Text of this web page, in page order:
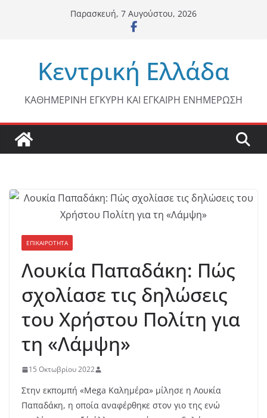
Παρασκευή, 7 Αυγούστου, 2026
Κεντρική Ελλάδα
ΚΑΘΗΜΕΡΙΝΗ ΕΓΚΥΡΗ ΚΑΙ ΕΓΚΑΙΡΗ ΕΝΗΜΕΡΩΣΗ
ΕΠΙΚΑΙΡΟΤΗΤΑ
Λουκία Παπαδάκη: Πώς
σχολίασε τις δηλώσεις
του Χρήστου Πολίτη για
τη «Λάμψη»
15 Οκτωβρίου 2022
Στην εκπομπή «Mega Καλημέρα» μίλησε η Λουκία
Παπαδάκη, η οποία αναφέρθηκε στον γιο της ενώ